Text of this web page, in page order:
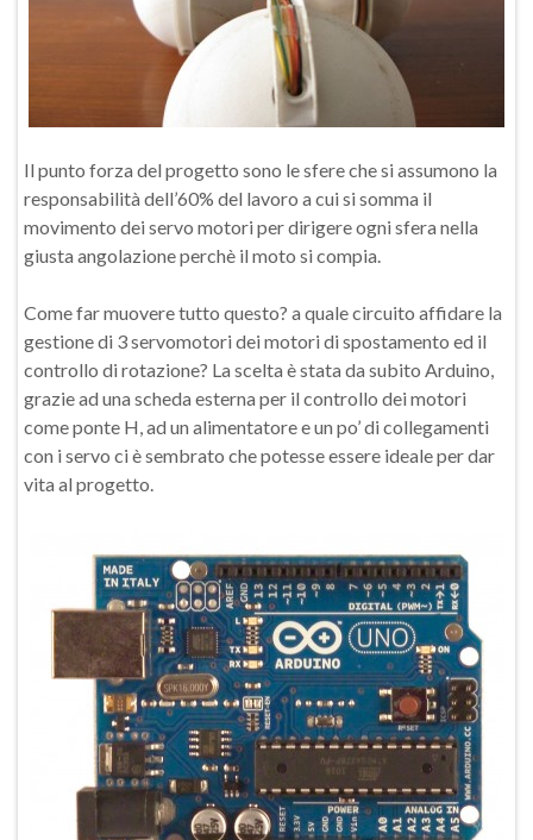
Il punto forza del progetto sono le sfere che si assumono la
responsabilità dell’60% del lavoro a cui si somma il
movimento dei servo motori per dirigere ogni sfera nella
giusta angolazione perchè il moto si compia.
Come far muovere tutto questo? a quale circuito affidare la
gestione di 3 servomotori dei motori di spostamento ed il
controllo di rotazione? La scelta è stata da subito Arduino,
grazie ad una scheda esterna per il controllo dei motori
come ponte H, ad un alimentatore e un po’ di collegamenti
con i servo ci è sembrato che potesse essere ideale per dar
vita al progetto.